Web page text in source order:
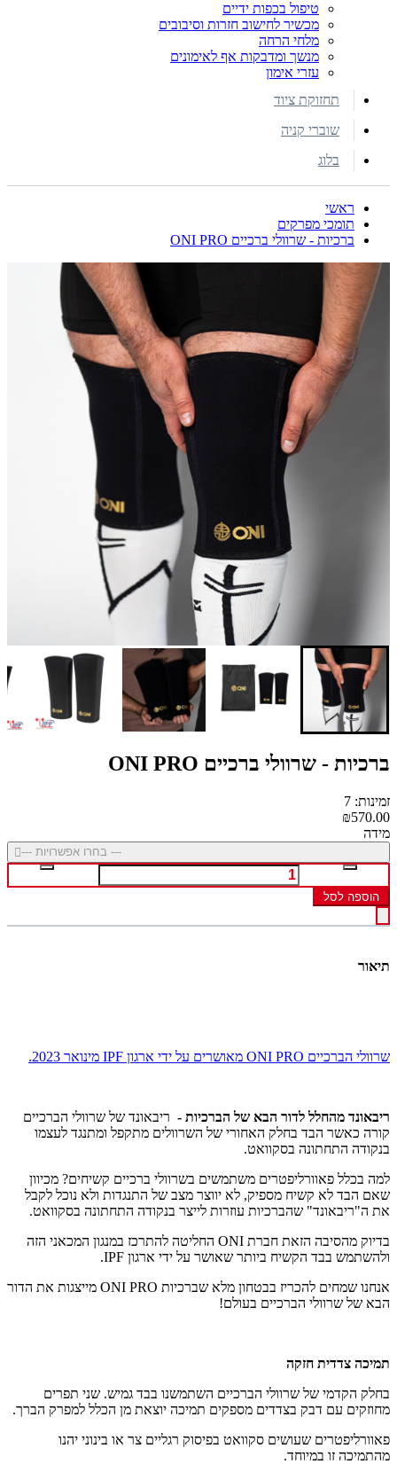
טיפול בכפות ידיים
מכשיר לחישוב חזרות וסיבובים
מלחי הרחה
מנשך ומדבקות אף לאימונים
עזרי אימון
תחזוקת ציוד
שוברי קניה
בלוג
ראשי
תומכי מפרקים
ברכיות - שרוולי ברכיים ONI PRO
ברכיות - שרוולי ברכיים ONI PRO
זמינות: 7
₪570.00
מידה
--- בחרו אפשרויות ---
הוספה לסל
תיאור
שרוולי הברכיים ONI PRO מאושרים על ידי ארגון IPF מינואר 2023.
ריבאונד מהחלל לדור הבא של הברכיות - ריבאונד של שרוולי הברכיים
קורה כאשר הבד בחלק האחורי של השרוולים מתקפל ומתנגד לעצמו
בנקודה התחתונה בסקוואט.
למה בכלל פאוורליפטרים משתמשים בשרוולי ברכיים קשיחים? מכיוון
שאם הבד לא קשיח מספיק, לא יווצר מצב של התנגדות ולא נוכל לקבל
את ה"ריבאונד" שהברכיות עוזרות לייצר בנקודה התחתונה בסקוואט.
בדיוק מהסיבה הזאת חברת ONI החליטה להתרכז במנגון המכאני הזה
ולהשתמש בבד הקשיח ביותר שאושר על ידי ארגון IPF.
אנחנו שמחים להכריז בבטחון מלא שברכיות ONI PRO מייצגות את הדור
הבא של שרוולי הברכיים בעולם!
תמיכה צדדית חזקה
בחלק הקדמי של שרוולי הברכיים השתמשנו בבד גמיש. שני תפרים
מחוזקים עם דבק בצדדים מספקים תמיכה יוצאת מן הכלל למפרק הברך.
פאוורליפטרים שעושים סקוואט בפיסוק רגליים צר או בינוני יהנו
מהתמיכה זו במיוחד.